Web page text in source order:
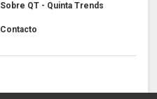
Sobre QT - Quinta Trends
Contacto